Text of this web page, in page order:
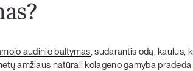
audinio baltymas , sudarantis odą, kaulus,
amžiaus natūrali kolageno gamyba